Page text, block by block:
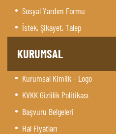
Sosyal Yardım Formu
İstek, Şikayet, Talep
KURUMSAL
Kurumsal Kimlik - Logo
KVKK Gizlilik Politikası
Başvuru Belgeleri
Hal Fiyatları